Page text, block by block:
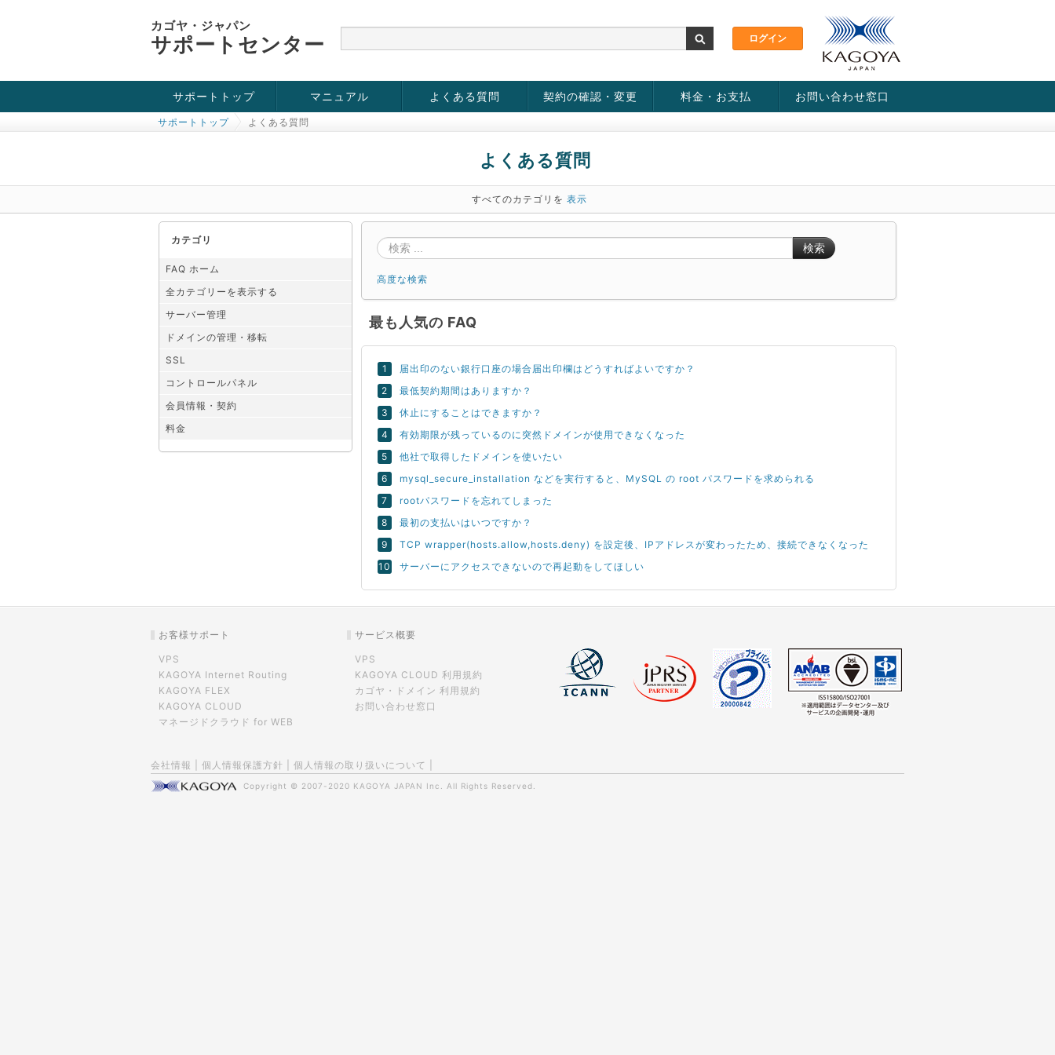
カゴヤ・ジャパン
サポートセンター
サポートトップ
お役立ち情報
チュートリアル
障害・メンテナンス情報
マニュアル よくある質問 契約の確認・変更 料金・お支払 お問い合わせ窓口
サポートトップ よくある質問
よくある質問
すべてのカテゴリを 表示
カテゴリ
FAQ ホーム
全カテゴリーを表示する
サーバー管理
ドメインの管理・移転
SSL
コントロールパネル
会員情報・契約
料金
検索
高度な検索
最も人気の FAQ
届出印のない銀行口座の場合届出印欄はどうすればよいですか？
最低契約期間はありますか？
休止にすることはできますか？
有効期限が残っているのに突然ドメインが使用できなくなった
他社で取得したドメインを使いたい
mysql_secure_installation などを実行すると、MySQL の root パスワードを求められる
rootパスワードを忘れてしまった
最初の支払いはいつですか？
TCP wrapper(hosts.allow,hosts.deny) を設定後、IPアドレスが変わったため、接続できなくなった
サーバーにアクセスできないので再起動をしてほしい
お客様サポート
VPS
KAGOYA Internet Routing
KAGOYA FLEX
KAGOYA CLOUD
マネージドクラウド for WEB
サービス概要
VPS
KAGOYA CLOUD 利用規約
カゴヤ・ドメイン 利用規約
お問い合わせ窓口
会社情報 個人情報保護方針 個人情報の取り扱いについて
Copyright © 2007-2020 KAGOYA JAPAN Inc. All Rights Reserved.